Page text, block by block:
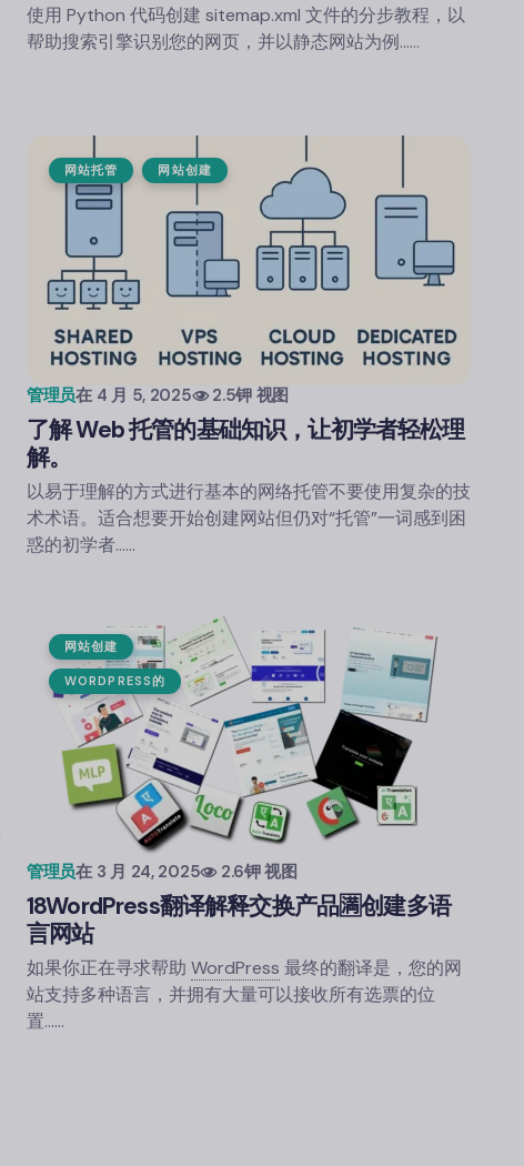
使用 Python 代码创建 sitemap.xml 文件的分步教程，以
帮助搜索引擎识别您的网页，并以静态网站为例……
网站托管 网站创建
管理员在 4 月 5, 2025 2.5钾 视图
了解 Web 托管的基础知识，让初学者轻松理
解。
以易于理解的方式进行基本的网络托管不要使用复杂的技
术术语。适合想要开始创建网站但仍对“托管”一词感到困
惑的初学者……
网站创建
WORDPRESS的
管理员在 3 月 24, 2025 2.6钾 视图
18WordPress翻译解释交换产品🈵创建多语
言网站
如果你正在寻求帮助 WordPress 最终的翻译是，您的网
站支持多种语言，并拥有大量可以接收所有选票的位
置……